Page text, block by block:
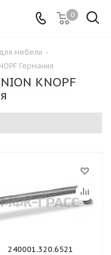
0
мебели -
Германия
KNOPF
240001.320.6521